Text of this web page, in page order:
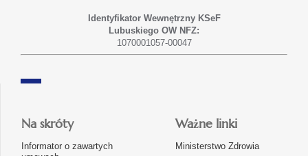
Identyfikator Wewnętrzny KSeF
Lubuskiego OW NFZ:
1070001057-00047
Na skróty
Informator o zawartych
Ważne linki
Ministerstwo Zdrowia